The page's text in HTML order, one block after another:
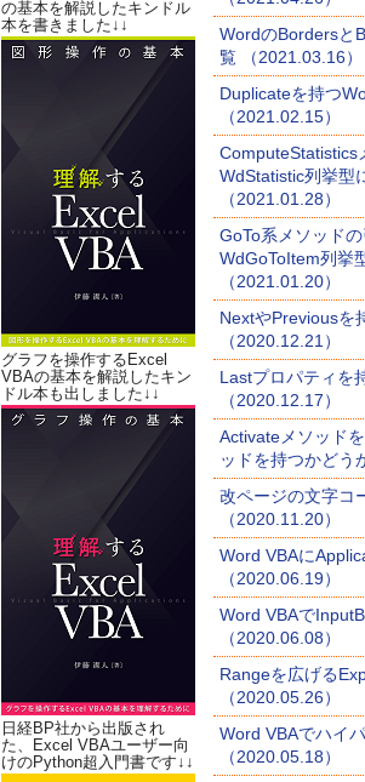
の基本を解説したキンドル
本を書きました↓↓
グラフを操作するExcel
VBAの基本を解説したキン
ドル本も出しました↓↓
日経BP社から出版され
た、Excel VBAユーザー向
けのPython超入門書です↓↓
WordのBordersと
覧 （2021.03.16）
Duplicateを持つ
（2021.02.15）
ComputeStatistics
WdStatistic列挙型
（2021.01.28）
GoTo系メソッド
WdGoToItem列挙
（2021.01.20）
NextやPreviousを
（2020.12.21）
Lastプロパティを
（2020.12.17）
Activateメソッド
ッドを持つかどう
改ページの文字コ
（2020.11.20）
Word VBAに
（2020.06.19）
Word VBAで
（2020.06.08）
Rangeを広げる
（2020.05.26）
Word VBAでハイ
（2020.05.18）